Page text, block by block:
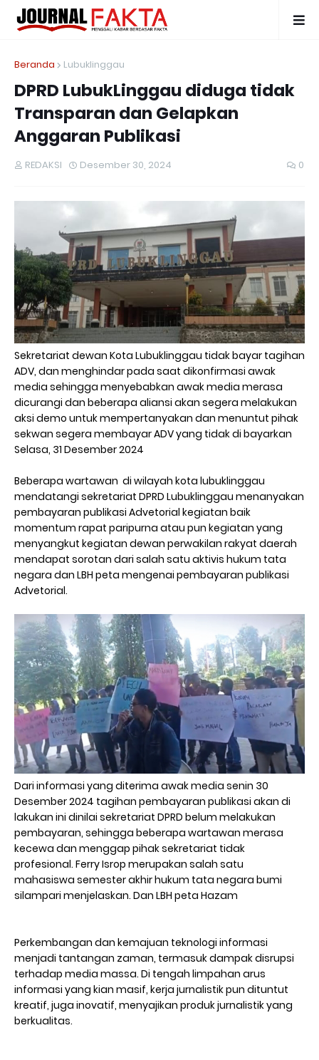
Beranda Lubuklinggau
DPRD LubukLinggau diduga tidak
Transparan dan Gelapkan
Anggaran Publikasi
REDAKSI Desember 30, 2024 0
Sekretariat dewan Kota Lubuklinggau tidak bayar tagihan
ADV, dan menghindar pada saat dikonfirmasi awak
media sehingga menyebabkan awak media merasa
dicurangi dan beberapa aliansi akan segera melakukan
aksi demo untuk mempertanyakan dan menuntut pihak
sekwan segera membayar ADV yang tidak di bayarkan
Selasa, 31 Desember 2024
Beberapa wartawan di wilayah kota lubuklinggau
mendatangi sekretariat DPRD Lubuklinggau menanyakan
pembayaran publikasi Advetorial kegiatan baik
momentum rapat paripurna atau pun kegiatan yang
menyangkut kegiatan dewan perwakilan rakyat daerah
mendapat sorotan dari salah satu aktivis hukum tata
negara dan LBH peta mengenai pembayaran publikasi
Advetorial.
Dari informasi yang diterima awak media senin 30
Desember 2024 tagihan pembayaran publikasi akan di
lakukan ini dinilai sekretariat DPRD belum melakukan
pembayaran, sehingga beberapa wartawan merasa
kecewa dan menggap pihak sekretariat tidak
profesional. Ferry Isrop merupakan salah satu
mahasiswa semester akhir hukum tata negara bumi
silampari menjelaskan. Dan LBH peta Hazam
Perkembangan dan kemajuan teknologi informasi
menjadi tantangan zaman, termasuk dampak disrupsi
terhadap media massa. Di tengah limpahan arus
informasi yang kian masif, kerja jurnalistik pun dituntut
kreatif, juga inovatif, menyajikan produk jurnalistik yang
berkualitas.